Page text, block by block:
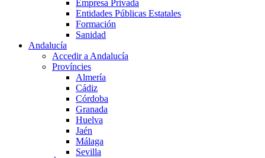
Empresa Privada
Entidades Públicas Estatales
Formación
Sanidad
Andalucía
Accedir a Andalucía
Províncies
Almería
Cádiz
Córdoba
Granada
Huelva
Jaén
Málaga
Sevilla